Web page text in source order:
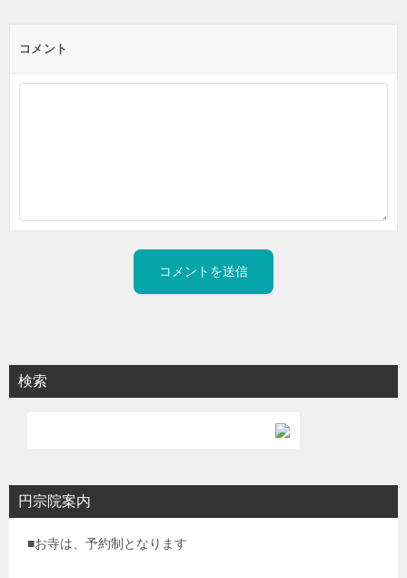
コメント
検索
円宗院案内
■お寺は、予約制となります